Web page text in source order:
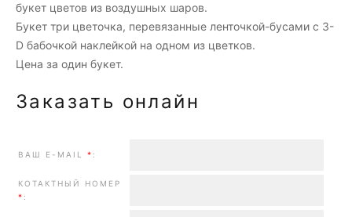
букет цветов из воздушных шаров.
Букет три цветочка, перевязанные ленточкой-бусами с 3-
D бабочкой наклейкой на одном из цветков.
Цена за один букет.
Заказать онлайн
ВАШ E-MAIL * :
КОТАКТНЫЙ НОМЕР
* :